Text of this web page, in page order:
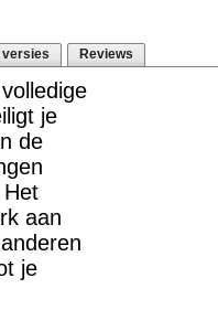
versies Reviews
je
de
aan
je